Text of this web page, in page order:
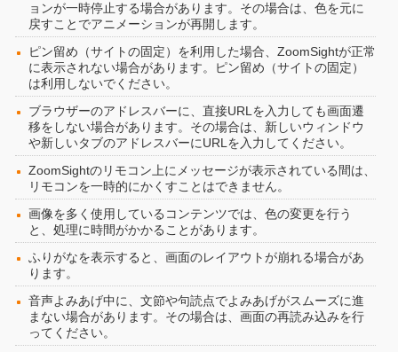
ョンが一時停止する場合があります。その場合は、色を元に
戻すことでアニメーションが再開します。
ピン留め（サイトの固定）を利用した場合、ZoomSightが正常
に表示されない場合があります。ピン留め（サイトの固定）
は利用しないでください。
ブラウザーのアドレスバーに、直接URLを入力しても画面遷
移をしない場合があります。その場合は、新しいウィンドウ
や新しいタブのアドレスバーにURLを入力してください。
ZoomSightのリモコン上にメッセージが表示されている間は、
リモコンを一時的にかくすことはできません。
画像を多く使用しているコンテンツでは、色の変更を行う
と、処理に時間がかかることがあります。
ふりがなを表示すると、画面のレイアウトが崩れる場合があ
ります。
音声よみあげ中に、文節や句読点でよみあげがスムーズに進
まない場合があります。その場合は、画面の再読み込みを行
ってください。